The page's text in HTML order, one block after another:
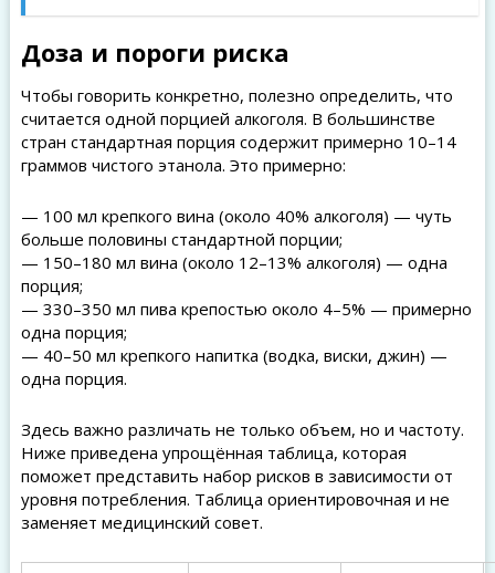
Доза и пороги риска
Чтобы говорить конкретно, полезно определить, что
считается одной порцией алкоголя. В большинстве
стран стандартная порция содержит примерно 10–14
граммов чистого этанола. Это примерно:
— 100 мл крепкого вина (около 40% алкоголя) — чуть
больше половины стандартной порции;
— 150–180 мл вина (около 12–13% алкоголя) — одна
порция;
— 330–350 мл пива крепостью около 4–5% — примерно
одна порция;
— 40–50 мл крепкого напитка (водка, виски, джин) —
одна порция.
Здесь важно различать не только объем, но и частоту.
Ниже приведена упрощённая таблица, которая
поможет представить набор рисков в зависимости от
уровня потребления. Таблица ориентировочная и не
заменяет медицинский совет.